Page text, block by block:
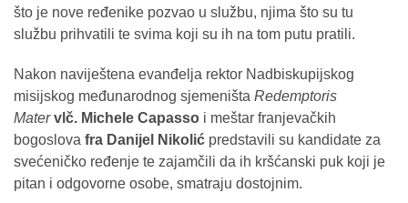
što je nove ređenike pozvao u službu, njima što su tu
službu prihvatili te svima koji su ih na tom putu pratili.
Nakon naviještena evanđelja rektor Nadbiskupijskog
misijskog međunarodnog sjemeništa Redemptoris
Mater vlč. Michele Capasso i meštar franjevačkih
bogoslova fra Danijel Nikolić predstavili su kandidate za
svećeničko ređenje te zajamčili da ih kršćanski puk koji je
pitan i odgovorne osobe, smatraju dostojnim.